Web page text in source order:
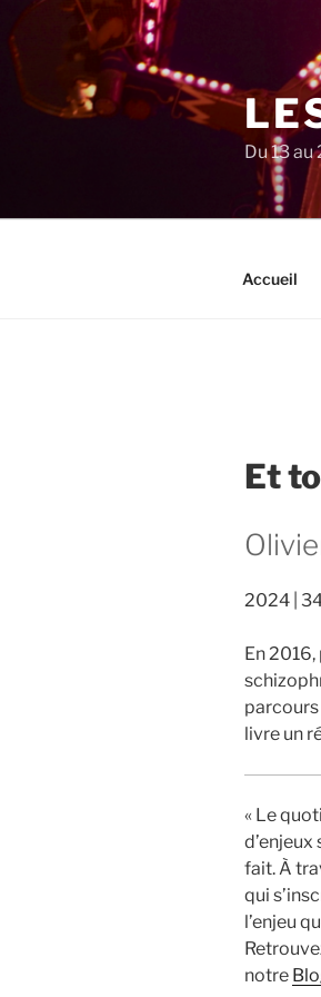
au
contenu
principal
Du 13
Accueil
Et
2024
En
livre un
« Le
fait. À
qui
l’enjeu
notre